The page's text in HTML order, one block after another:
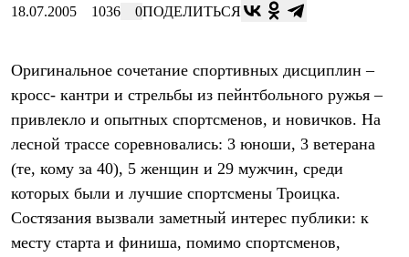
Жилеты
Куртки
Брюки
Штормовая одежда
Куртки
Софтшелл одежда
Куртки
Брюки
Флисовая одежда
Куртки
Брюки
18.07.2005 1036 0ПОДЕЛИТЬСЯ
Оригинальное сочетание спортивных дисциплин –
кросс- кантри и стрельбы из пейнтбольного ружья –
привлекло и опытных спортсменов, и новичков. На
лесной трассе соревновались: 3 юноши, 3 ветерана
(те, кому за 40), 5 женщин и 29 мужчин, среди
которых были и лучшие спортсмены Троицка.
Состязания вызвали заметный интерес публики: к
месту старта и финиша, помимо спортсменов,